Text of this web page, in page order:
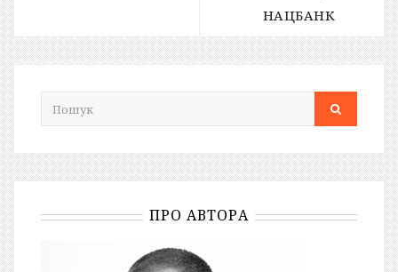
НАЦБАНК
ПРО АВТОРА